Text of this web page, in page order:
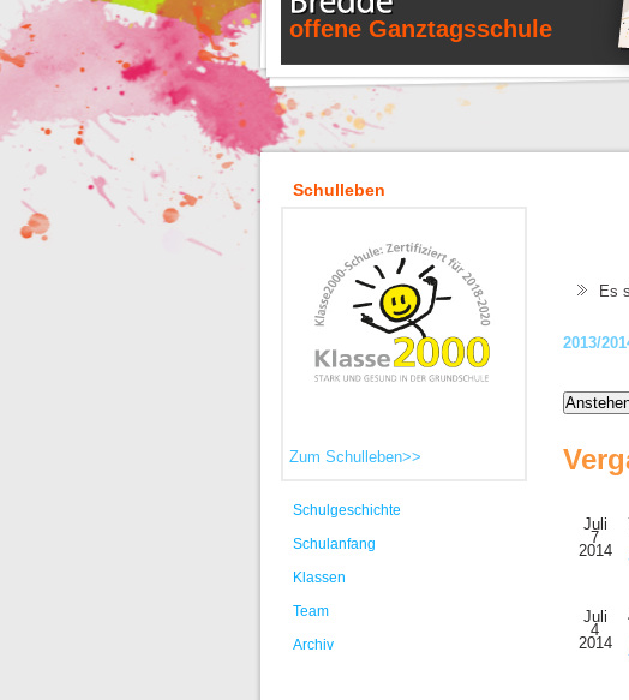
offene Ganztagsschule
Schulleben
Zum Schulleben>>
Schulgeschichte
Schulanfang
Klassen
Team
Archiv
Es
2013/
Juli
7
2014
Juli
4
2014